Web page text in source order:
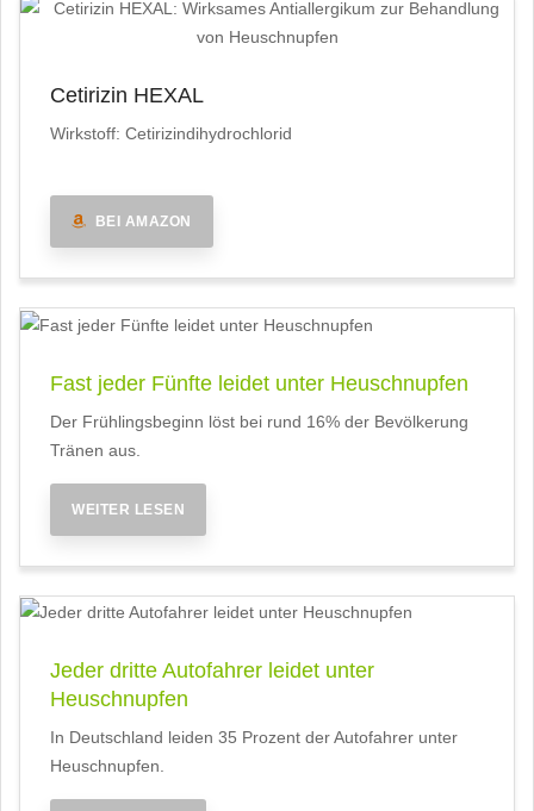
Cetirizin HEXAL
Wirkstoff: Cetirizindihydrochlorid
BEI AMAZON
Fast jeder Fünfte leidet unter Heuschnupfen
Der Frühlingsbeginn löst bei rund 16% der Bevölkerung
Tränen aus.
WEITER LESEN
Jeder dritte Autofahrer leidet unter
Heuschnupfen
In Deutschland leiden 35 Prozent der Autofahrer unter
Heuschnupfen.